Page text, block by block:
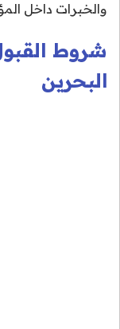
والخبرات داخل
شروط
البحرين